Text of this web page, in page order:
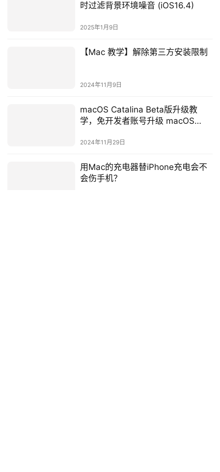
时过滤背景环境噪音 (iOS16.4)
2025年1月9日
【Mac 教学】解除第三方安装限制
2024年11月9日
macOS Catalina Beta版升级教
学，免开发者账号升级 macOS
2024年11月29日
用Mac的充电器替iPhone充电会不
会伤手机？